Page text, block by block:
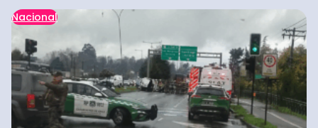
Nacional